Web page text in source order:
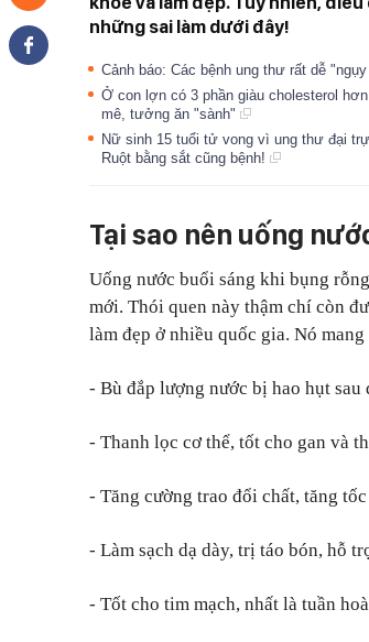
những sai làm dưới đây!
Cảnh báo: Các bệnh ung thư rất dễ
Ở con lợn có 3 phần giàu cholesterol
mê, tưởng ăn "sành"
Nữ sinh 15 tuổi tử vong vì ung thư đại
Ruột bằng sắt cũng bệnh!
Tại sao nên uống
Uống nước buổi sáng khi bụng
mới. Thói quen này thậm chí còn
làm đẹp ở nhiều quốc gia. Nó
- Bù đắp lượng nước bị hao hụt sau
- Thanh lọc cơ thể, tốt cho gan và
- Tăng cường trao đổi chất, tăng
- Làm sạch dạ dày, trị táo bón, hỗ
- Tốt cho tim mạch, nhất là tuần